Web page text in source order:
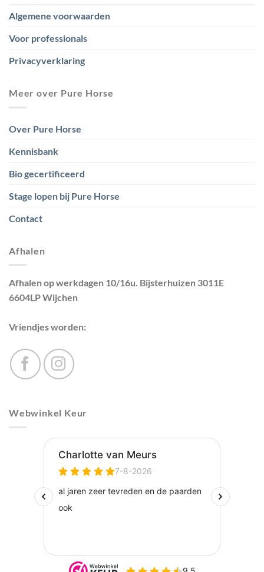
Algemene voorwaarden
Voor professionals
Privacyverklaring
Meer over Pure Horse
Over Pure Horse
Kennisbank
Bio gecertificeerd
Stage lopen bij Pure Horse
Contact
Afhalen
Afhalen op werkdagen 10/16u. Bijsterhuizen 3011E
6604LP Wijchen
Vriendjes worden:
Webwinkel Keur